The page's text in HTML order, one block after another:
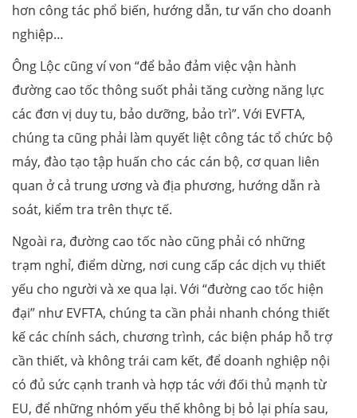
hơn công tác phổ biến, hướng dẫn, tư vấn cho doanh
nghiệp…
Ông Lộc cũng ví von “để bảo đảm việc vận hành
đường cao tốc thông suốt phải tăng cường năng lực
các đơn vị duy tu, bảo dưỡng, bảo trì”. Với EVFTA,
chúng ta cũng phải làm quyết liệt công tác tổ chức bộ
máy, đào tạo tập huấn cho các cán bộ, cơ quan liên
quan ở cả trung ương và địa phương, hướng dẫn rà
soát, kiểm tra trên thực tế.
Ngoài ra, đường cao tốc nào cũng phải có những
trạm nghỉ, điểm dừng, nơi cung cấp các dịch vụ thiết
yếu cho người và xe qua lại. Với “đường cao tốc hiện
đại” như EVFTA, chúng ta cần phải nhanh chóng thiết
kế các chính sách, chương trình, các biện pháp hỗ trợ
cần thiết, và không trái cam kết, để doanh nghiệp nội
có đủ sức cạnh tranh và hợp tác với đối thủ mạnh từ
EU, để những nhóm yếu thế không bị bỏ lại phía sau,